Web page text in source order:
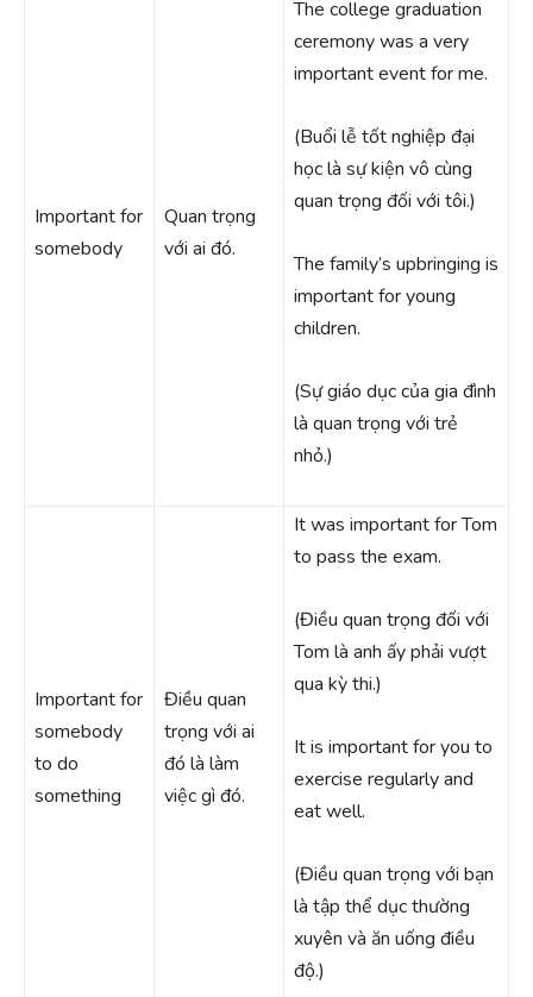
Important for
somebody
Quan trọng
với ai đó.
The college graduation
ceremony was a very
important event for me.
(Buổi lễ tốt nghiệp đại
học là sự kiện vô cùng
quan trọng đối với tôi.)
The family’s upbringing is
important for young
children.
(Sự giáo dục của gia đình
là quan trọng với trẻ
nhỏ.)
Important for
somebody
to do
something
Điều quan
trọng với ai
đó là làm
việc gì đó.
It was important for Tom
to pass the exam.
(Điều quan trọng đối với
Tom là anh ấy phải vượt
qua kỳ thi.)
It is important for you to
exercise regularly and
eat well.
(Điều quan trọng với bạn
là tập thể dục thường
xuyên và ăn uống điều
độ.)